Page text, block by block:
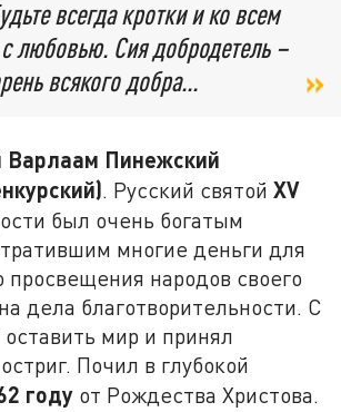
всегда кротки и ко всем
с любовью. Сия добродетель –
всякого добра...
Варлаам Пинежский
. Русский святойXV
был очень богатым
многие деньги для
просвещения народов своего
дела благотворительности. С
мир и принял
Почил в глубокой
году от Рождества Христова.